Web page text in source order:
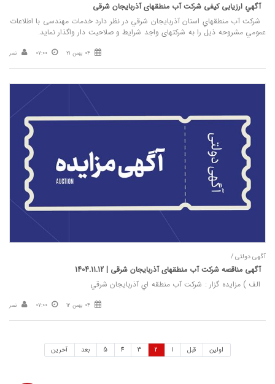
آگهي ارزيابی كيفی شركت آب منطقه‎ای آذربايجان شرقی
شركت آب منطقه‎اي استان آذربايجان شرقي در نظر دارد خدمات مهندسی با اطلاعات
عمومي مشروحه ذيل را به شرکتهای واجد شرايط و صلاحيت دار واگذار نمايد.
04 بهمن 21 07:00 نصر
آگهی دولتی /
آگهی مناقصه شركت آب منطقه‎ای آذربايجان شرقی | 1404.11.12
الف ) مزايده گزار : شركت آب منطقه اي آذربايجان شرقي
04 بهمن 12 07:00 نصر
اولین قبل 1
2
3
4
5 بعد آخرین